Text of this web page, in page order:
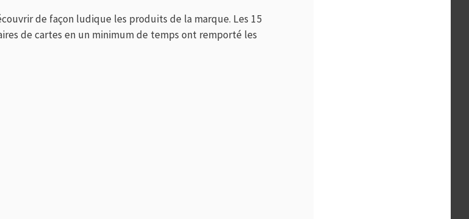
de façon ludique les produits de la marque. Les 15
de cartes en un minimum de temps ont remporté les